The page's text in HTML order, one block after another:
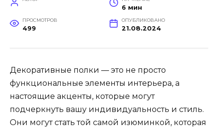
6 мин
ПРОСМОТРОВ
499
ОПУБЛИКОВАНО
21.08.2024
Декоративные полки — это не просто
функциональные элементы интерьера, а
настоящие акценты, которые могут
подчеркнуть вашу индивидуальность и стиль.
Они могут стать той самой изюминкой, которая